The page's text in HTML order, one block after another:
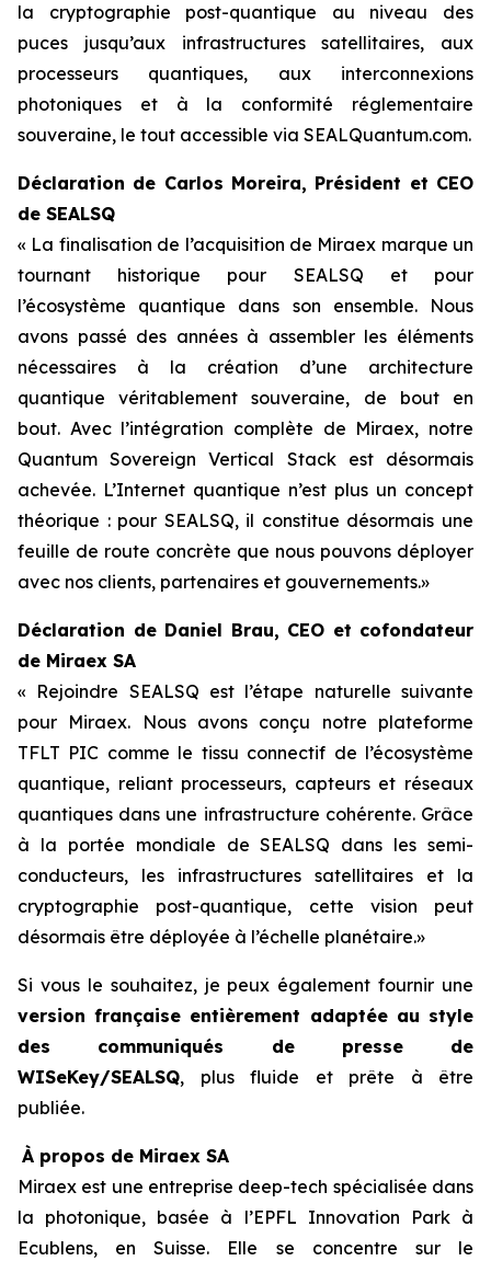
la cryptographie post-quantique au niveau des
puces jusqu’aux infrastructures satellitaires, aux
processeurs quantiques, aux interconnexions
photoniques et à la conformité réglementaire
souveraine, le tout accessible via SEALQuantum.com.
Déclaration de Carlos Moreira, Président et CEO
de SEALSQ
« La finalisation de l’acquisition de Miraex marque un
tournant historique pour SEALSQ et pour
l’écosystème quantique dans son ensemble. Nous
avons passé des années à assembler les éléments
nécessaires à la création d’une architecture
quantique véritablement souveraine, de bout en
bout. Avec l’intégration complète de Miraex, notre
Quantum Sovereign Vertical Stack est désormais
achevée. L’Internet quantique n’est plus un concept
théorique : pour SEALSQ, il constitue désormais une
feuille de route concrète que nous pouvons déployer
avec nos clients, partenaires et gouvernements.»
Déclaration de Daniel Brau, CEO et cofondateur
de Miraex SA
« Rejoindre SEALSQ est l’étape naturelle suivante
pour Miraex. Nous avons conçu notre plateforme
TFLT PIC comme le tissu connectif de l’écosystème
quantique, reliant processeurs, capteurs et réseaux
quantiques dans une infrastructure cohérente. Grâce
à la portée mondiale de SEALSQ dans les semi-
conducteurs, les infrastructures satellitaires et la
cryptographie post-quantique, cette vision peut
désormais être déployée à l’échelle planétaire.»
Si vous le souhaitez, je peux également fournir une
version française entièrement adaptée au style
des communiqués de presse de
WISeKey/SEALSQ, plus fluide et prête à être
publiée.
À propos de Miraex SA
Miraex est une entreprise deep-tech spécialisée dans
la photonique, basée à l’EPFL Innovation Park à
Ecublens, en Suisse. Elle se concentre sur le